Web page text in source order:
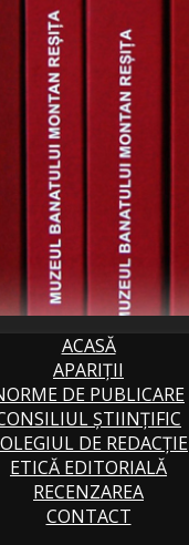
ACASĂ
APARIȚII
DE PUBLICARE
ȘTIINȚIFIC
DE REDACȚIE
ETICĂ EDITORIALĂ
RECENZAREA
CONTACT